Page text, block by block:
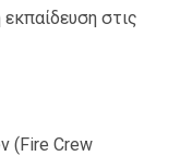
στις
(Fire Crew